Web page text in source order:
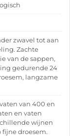
zwavel tot aan
Zachte
van de sappen,
gedurende 24
langzame
van 400 en
en vaten
wijnen
droesem.